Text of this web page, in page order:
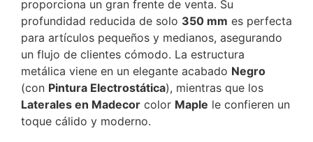
proporciona un gran frente de venta. Su
profundidad reducida de solo 350 mm es perfecta
para artículos pequeños y medianos, asegurando
un flujo de clientes cómodo. La estructura
metálica viene en un elegante acabado Negro
(con Pintura Electrostática), mientras que los
Laterales en Madecor color Maple le confieren un
toque cálido y moderno.